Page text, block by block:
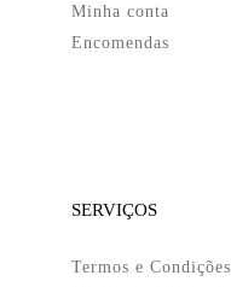
Minha conta
Encomendas
SERVIÇOS
Termos e Condições